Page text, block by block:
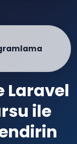
Laravel
ile